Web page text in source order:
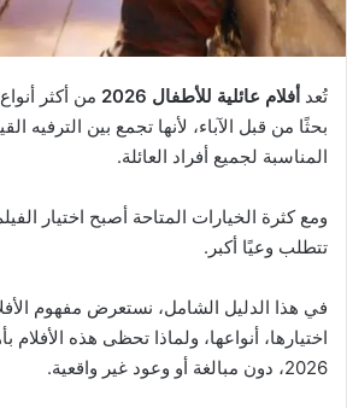
تُعد أفلام عائلية للأطفال 2026
من أكثر
بحثًا من قبل الآباء، لأنها تجمع بين الترفيه
المناسبة لجميع أفراد العائلة.
ومع كثرة الخيارات المتاحة أصبح اختيار
تتطلب وعيًا أكبر.
في هذا الدليل الشامل، نستعرض مفهوم الأفلام
اختيارها، أنواعها، ولماذا تحظى هذه
2026، دون مبالغة أو وعود غير واقعية.